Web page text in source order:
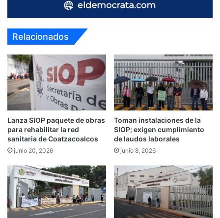
Relacionados
Lanza SIOP paquete de obras
para rehabilitar la red
sanitaria de Coatzacoalcos
junio 20, 2026
Toman instalaciones de la
SIOP; exigen cumplimiento
de laudos laborales
junio 8, 2026